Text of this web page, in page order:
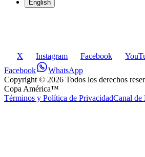
English
X Instagram Facebook
Facebook
WhatsApp
Copyright © 2026 Todos los derechos
Copa América™
Términos y Política de PrivacidadCanal de